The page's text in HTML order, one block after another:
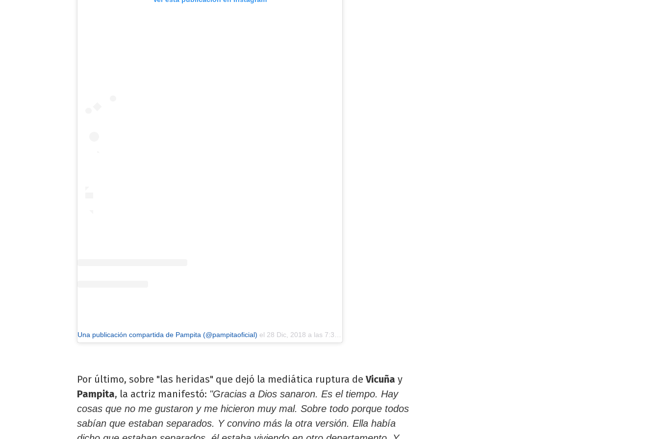
Una publicación compartida de Pampita (@pampitaoficial) el 28 Dic, 2018 a las 7:36 PST
Por último, sobre "las heridas" que dejó la mediática ruptura deVicuña y
Pampita, la actriz manifestó: "Gracias a Dios sanaron. Es el tiempo. Hay
cosas que no me gustaron y me hicieron muy mal. Sobre todo porque todos
sabían que estaban separados. Y convino más la otra versión. Ella había